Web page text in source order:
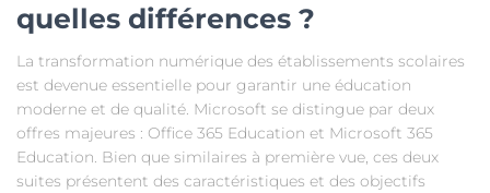
quelles différences ?
La transformation numérique des établissements scolaires
est devenue essentielle pour garantir une éducation
moderne et de qualité. Microsoft se distingue par deux
offres majeures : Office 365 Education et Microsoft 365
Education. Bien que similaires à première vue, ces deux
suites présentent des caractéristiques et des objectifs